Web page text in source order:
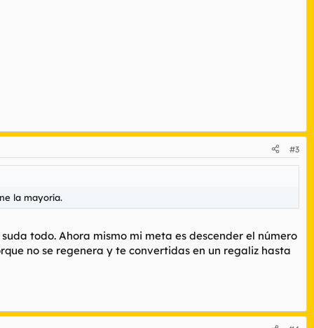
#3
la mayoría.
todo. Ahora mismo mi meta es descender el número
no se regenera y te convertidas en un regaliz hasta